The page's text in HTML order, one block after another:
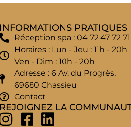
INFORMATIONS PRATIQUES
Réception spa : 04 72 47 72 71
Horaires : Lun - Jeu : 11h - 20h
Ven - Dim : 10h - 20h
Adresse : 6 Av. du Progrès,
69680 Chassieu
Contact
REJOIGNEZ LA